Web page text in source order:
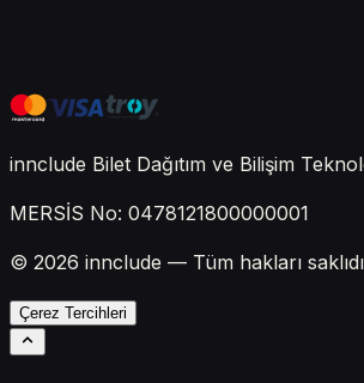
innclude Bilet Dağıtım ve Bilişim
MERSİS No: 0478121800000001
© 2026 innclude — Tüm hakları
Çerez Tercihleri